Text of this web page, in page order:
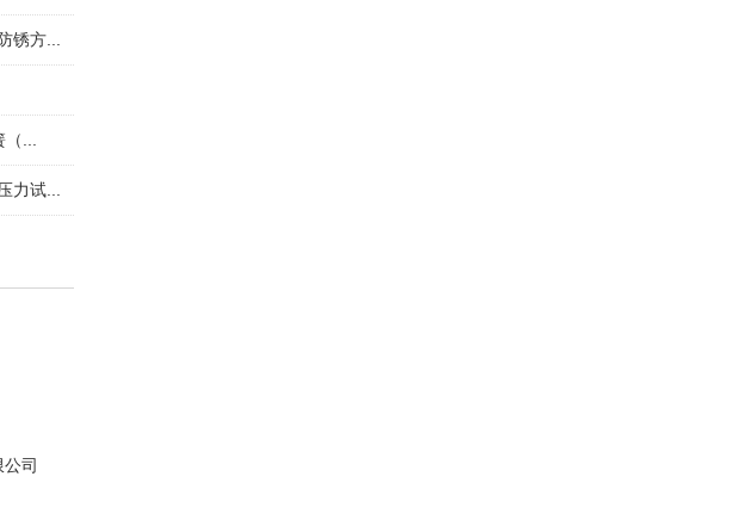
锈方...
...
力试...
司